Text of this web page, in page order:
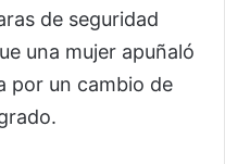
de seguridad
una mujer apuñaló
por un cambio de